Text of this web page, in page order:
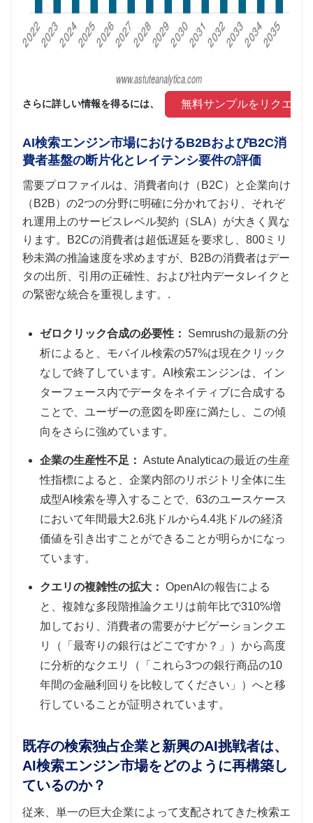
さらに詳しい情報を得るには、 無料サンプルをリクエス
AI検索エンジン市場におけるB2BおよびB2C消
費者基盤の断片化とレイテンシ要件の評価
需要プロファイルは、消費者向け（B2C）と企業向け
（B2B）の2つの分野に明確に分かれており、それぞ
れ運用上のサービスレベル契約（SLA）が大きく異な
ります。B2Cの消費者は超低遅延を要求し、800ミリ
秒未満の推論速度を求めますが、B2Bの消費者はデー
タの出所、引用の正確性、および社内データレイクと
の緊密な統合を重視します。.
ゼロクリック合成の必要性：
Semrushの最新の分
析によると、モバイル検索の57%は現在クリック
なしで終了しています。AI検索エンジンは、イン
ターフェース内でデータをネイティブに合成する
ことで、ユーザーの意図を即座に満たし、この傾
向をさらに強めています。
企業の生産性不足： Astute Analyticaの最近の生産
性指標によると、企業内部のリポジトリ全体に生
成型AI検索を導入することで、63のユースケース
において年間最大2.6兆ドルから4.4兆ドルの経済
価値を引き出すことができることが明らかになっ
ています。
クエリの複雑性の拡大： OpenAIの報告による
と、複雑な多段階推論クエリは前年比で310%増
加しており、消費者の需要がナビゲーションクエ
リ（「最寄りの銀行はどこですか？」）から高度
に分析的なクエリ（「これら3つの銀行商品の10
年間の金融利回りを比較してください」）へと移
行していることが証明されています。
既存の検索独占企業と新興のAI挑戦者は、
AI検索エンジン市場をどのように再構築し
ているのか？
従来、単一の巨大企業によって支配されてきた検索エ